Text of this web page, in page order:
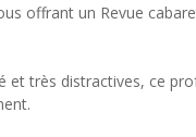
offrant un Revue
très distractives, ce